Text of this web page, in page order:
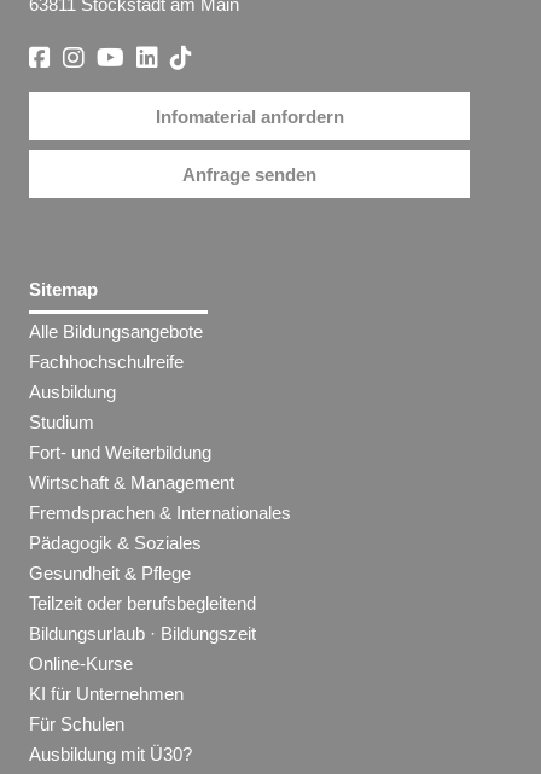
63811 Stockstadt am Main
Infomaterial anfordern
Anfrage senden
Sitemap
Alle Bildungsangebote
Fachhochschulreife
Ausbildung
Studium
Fort- und Weiterbildung
Wirtschaft & Management
Fremdsprachen & Internationales
Pädagogik & Soziales
Gesundheit & Pflege
Teilzeit oder berufsbegleitend
Bildungsurlaub · Bildungszeit
Online-Kurse
KI für Unternehmen
Für Schulen
Ausbildung mit Ü30?